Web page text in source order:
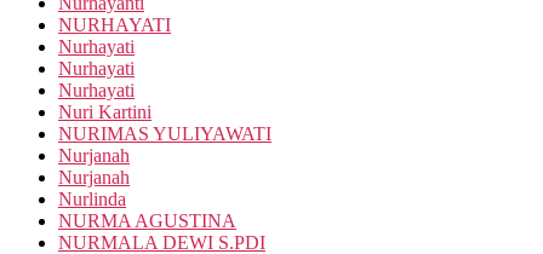
NURHAYATI
Nurhayati
Nurhayati
Nurhayati
Nuri Kartini
NURIMAS YULIYAWATI
Nurjanah
Nurjanah
Nurlinda
NURMA AGUSTINA
NURMALA DEWI S.PDI